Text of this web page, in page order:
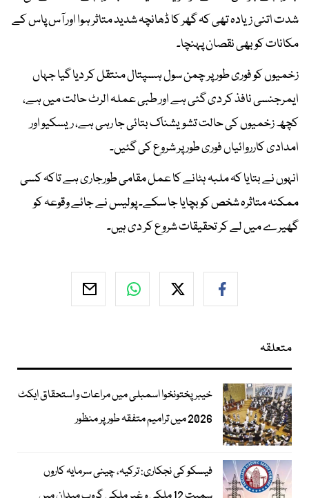
شدت اتنی زیادہ تھی کہ گھر کا ڈھانچہ شدید متاثر ہوا اور آس پاس کے
مکانات کو بھی نقصان پہنچا۔
زخمیوں کو فوری طور پر چمن سول ہسپتال منتقل کر دیا گیا جہاں
ایمرجنسی نافذ کر دی گئی ہے اور طبی عملہ الرٹ حالت میں ہے،
کچھ زخمیوں کی حالت تشویشناک بتائی جا رہی ہے، ریسکیو اور
امدادی کارروائیاں فوری طور پر شروع کی گئیں۔
انہوں نے بتایا کہ ملبہ ہٹانے کا عمل مقامی طورجاری ہے تاکہ کسی
ممکنہ متاثرہ شخص کو بچایا جا سکے۔ پولیس نے جائے وقوعہ کو
گھیرے میں لے کر تحقیقات شروع کر دی ہیں۔
متعلقہ
خیبرپختونخوا اسمبلی میں مراعات و استحقاق ایکٹ
2026 میں ترامیم متفقہ طور پر منظور
فیسکو کی نجکاری: ترکیہ، چینی سرمایہ کاروں